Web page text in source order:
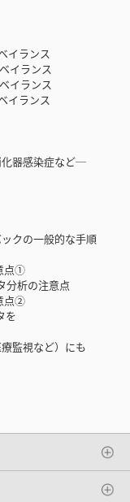
ランス
イランス
イランス
ランス
器感染症など─
クの一般的な手順
点①
分析の注意点
点②
を
監視など）にも